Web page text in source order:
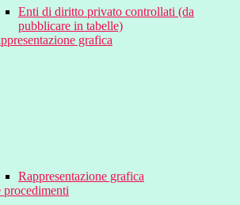
Enti di diritto privato controllati (da
pubblicare in tabelle)
grafica
Rappresentazione grafica